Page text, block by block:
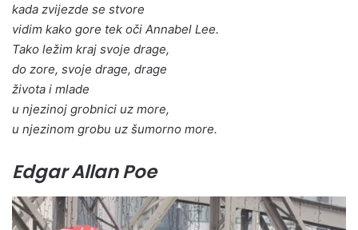
kada zvijezde se stvore
vidim kako gore tek oči Annabel Lee.
Tako ležim kraj svoje drage,
do zore, svoje drage, drage
života i mlade
u njezinoj grobnici uz more,
u njezinom grobu uz šumorno more.
Edgar Allan Poe